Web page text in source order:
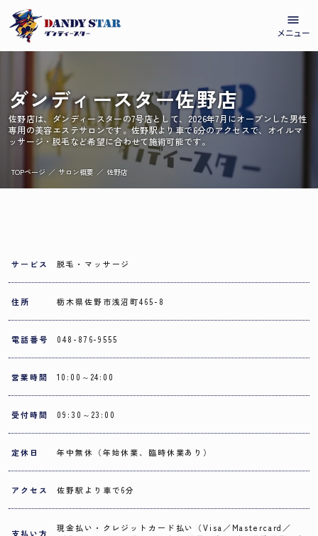
menu
メニュー
ダンディースター佐野店
佐野店は、ダンディースターの7号店として、2026年7月にオープンした男性
専用の美容エステサロンです。佐野駅より車で6分のアクセスで、オイルマ
ッサージ・脱毛など希望に合わせて施術可能です。
TOPページ ／ サロン概要 ／ 佐野店
サービス 脱毛・マッサージ
住所 栃木県佐野市浅沼町465-8
電話番号 048-876-9555
営業時間 10:00～24:00
受付時間 09:30～23:00
定休日 年中無休（年始休業、臨時休業あり）
アクセス 佐野駅より車で6分
支払い方
現金払い・クレジットカード払い（Visa／Mastercard／